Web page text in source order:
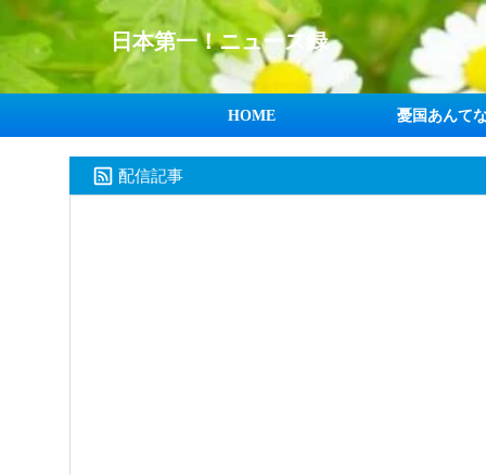
日本第一！ニュース録
HOME 憂国あんて
配信記事